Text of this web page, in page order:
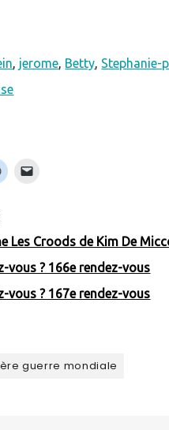
, jerome, Betty, Stephanie-
Les Croods de Kim De
vous ? 166e rendez-vous
vous ? 167e rendez-vous
guerre mondiale